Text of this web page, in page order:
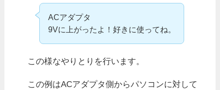
ACアダプタ
9Vに上がったよ！好きに使ってね。
この様なやりとりを行います。
この例はACアダプタ側からパソコンに対して